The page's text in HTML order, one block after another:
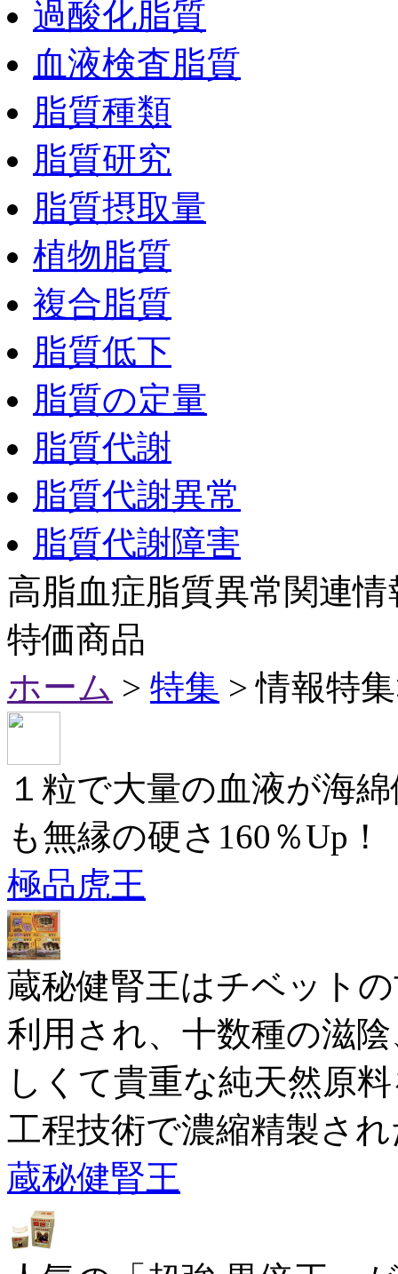
過酸化脂質
血液検査脂質
脂質種類
脂質研究
脂質摂取量
植物脂質
複合脂質
脂質低下
脂質の定量
脂質代謝
脂質代謝異常
脂質代謝障害
高脂血症脂質異常関連情
特価商品
ホーム > 特集 > 情報特
１粒で大量の血液が海
も無縁の硬さ160％Up！
極品虎王
蔵秘健腎王はチベット
利用され、十数種の滋
しくて貴重な純天然原
工程技術で濃縮精製さ
蔵秘健腎王